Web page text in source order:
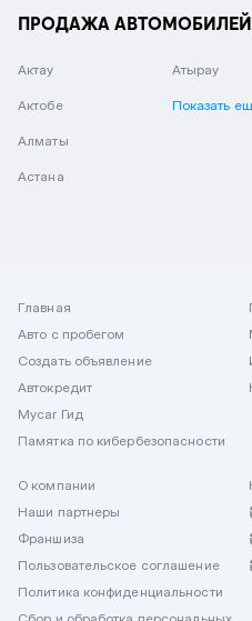
ПРОДАЖА АВТОМОБИЛЕЙ
Актау
Актобе
Алматы
Астана
Атырау
Показать
Главная
Авто с пробегом
Создать объявление
Автокредит
Mycar Гид
Памятка по кибербезопасности
О компании
Наши партнеры
Франшиза
Пользовательское соглашение
Политика конфиденциальности